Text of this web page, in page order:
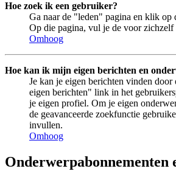
Hoe zoek ik een gebruiker?
Ga naar de "leden" pagina en klik
Op die pagina, vul je de voor zichzelf
Omhoog
Hoe kan ik mijn eigen berichten en
Je kan je eigen berichten vinden
eigen berichten" link in het
je eigen profiel. Om je eigen
de geavanceerde zoekfunctie
invullen.
Omhoog
Onderwerpabonnementen